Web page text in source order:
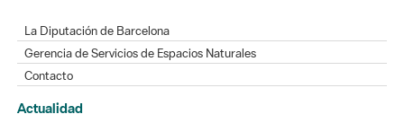
La Diputación de Barcelona
Gerencia de Servicios de Espacios Naturales
Contacto
Actualidad